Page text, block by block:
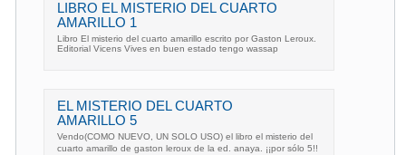
LIBRO EL MISTERIO DEL CUARTO
AMARILLO 1
Libro El misterio del cuarto amarillo escrito por Gaston Leroux.
Editorial Vicens Vives en buen estado tengo wassap
EL MISTERIO DEL CUARTO
AMARILLO 5
Vendo(COMO NUEVO, UN SOLO USO) el libro el misterio del
cuarto amarillo de gaston leroux de la ed. anaya. ¡¡por sólo 5!!